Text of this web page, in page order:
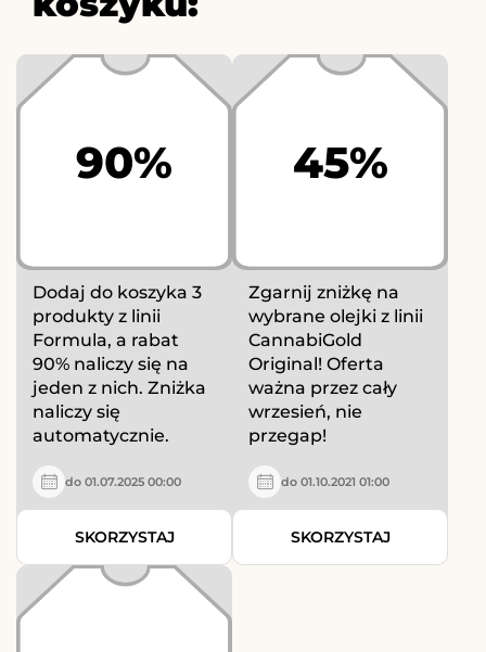
90%
Dodaj do koszyka 3
produkty z linii
Formula, a rabat
90% naliczy się na
jeden z nich. Zniżka
naliczy się
automatycznie.
do 01.07.2025 00:00
SKORZYSTAJ
45%
Zgarnij zniżkę na
wybrane olejki z linii
CannabiGold
Original! Oferta
ważna przez cały
wrzesień, nie
przegap!
do 01.10.2021 01:00
SKORZYSTAJ